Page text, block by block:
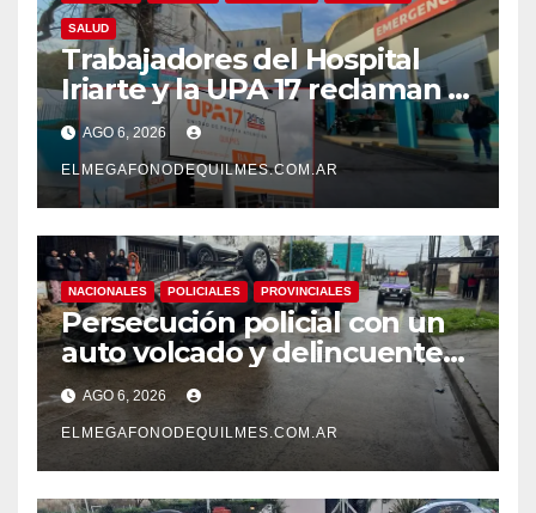
SALUD
Trabajadores del Hospital
Iriarte y la UPA 17 reclaman el
pase a planta de becarios y
mejoras laborales
AGO 6, 2026
ELMEGAFONODEQUILMES.COM.AR
NACIONALES POLICIALES PROVINCIALES
Persecución policial con un
auto volcado y delincuentes
detenidos en San Francisco
Solano
AGO 6, 2026
ELMEGAFONODEQUILMES.COM.AR